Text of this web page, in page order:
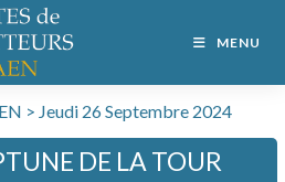
MENU
> Jeudi 26 Septembre 2024
DE LA TOUR